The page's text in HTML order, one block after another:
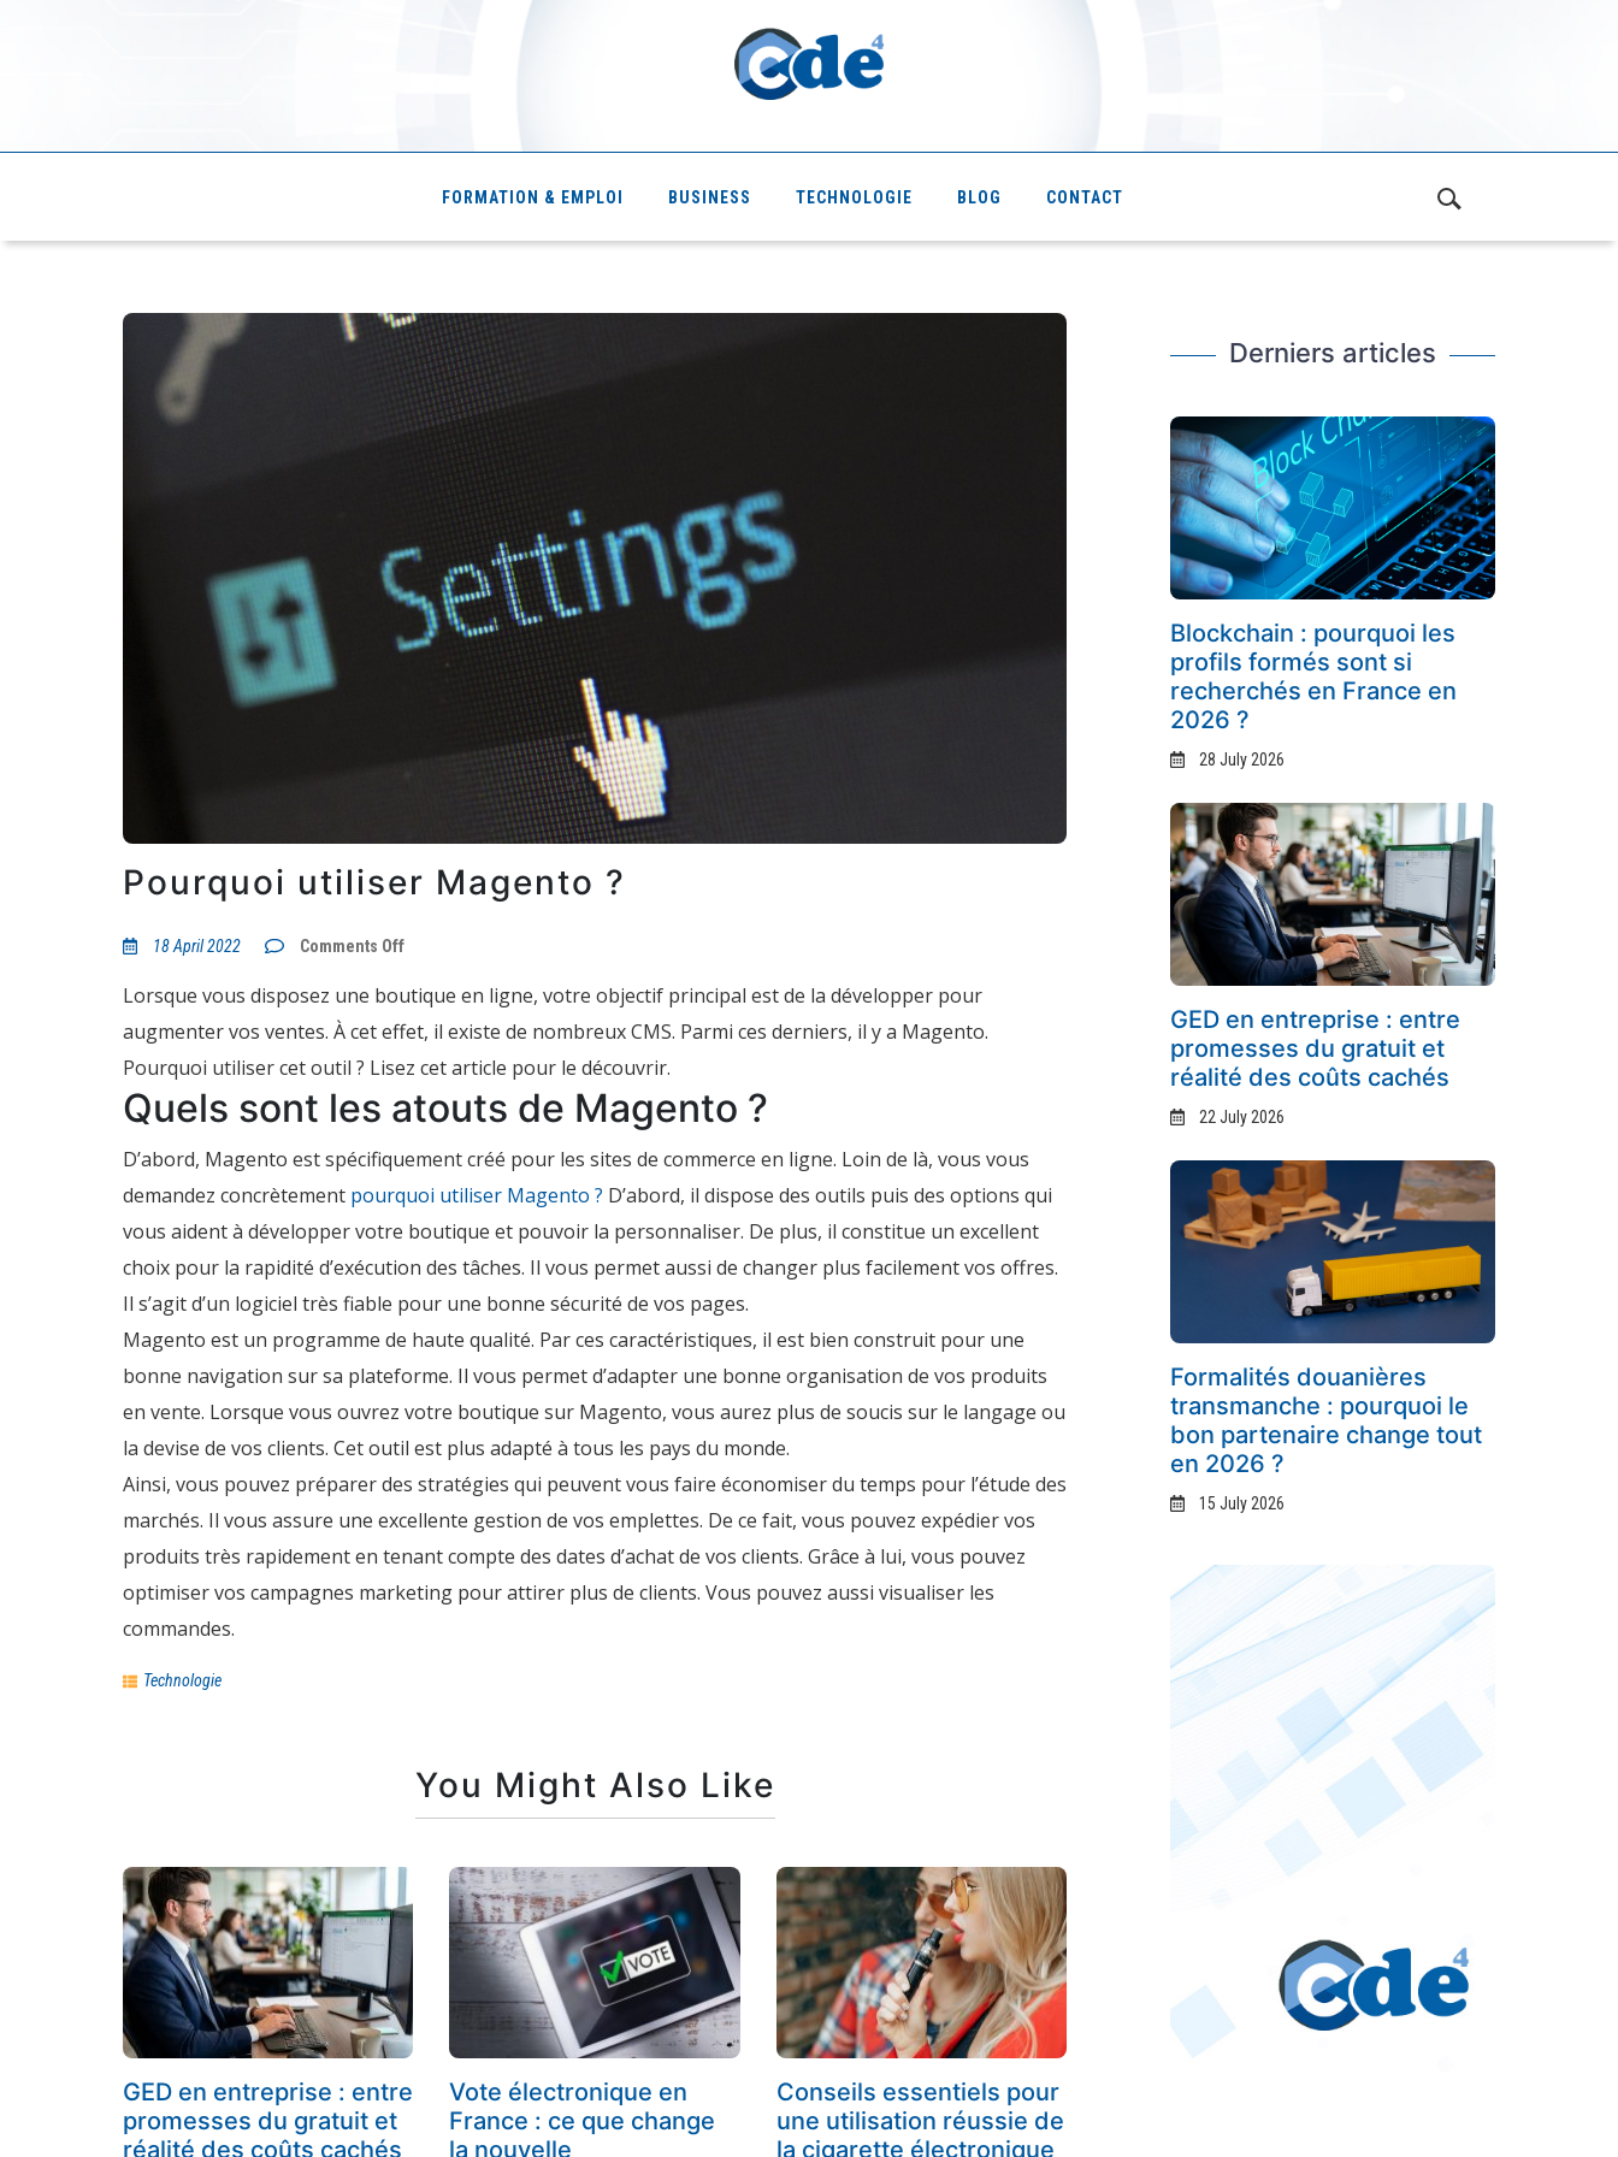
FORMATION & EMPLOI BUSINESS TECHNOLOGIE BLOG CONTACT
Pourquoi utiliser Magento ?
18 April 2022 Comments Offon
Magento
Lorsque vous disposez une boutique en ligne, votre objectif principal est de la développer pour
augmenter vos ventes. À cet effet, il existe de nombreux CMS. Parmi ces derniers, il y a Magento.
Pourquoi utiliser cet outil ? Lisez cet article pour le découvrir.
Quels sont les atouts de Magento ?
D’abord, Magento est spécifiquement créé pour les sites de commerce en ligne. Loin de là, vous vous
demandez concrètement pourquoi utiliser Magento ? D’abord, il dispose des outils puis des options qui
vous aident à développer votre boutique et pouvoir la personnaliser. De plus, il constitue un excellent
choix pour la rapidité d’exécution des tâches. Il vous permet aussi de changer plus facilement vos offres.
Il s’agit d’un logiciel très fiable pour une bonne sécurité de vos pages.
Magento est un programme de haute qualité. Par ces caractéristiques, il est bien construit pour une
bonne navigation sur sa plateforme. Il vous permet d’adapter une bonne organisation de vos produits
en vente. Lorsque vous ouvrez votre boutique sur Magento, vous aurez plus de soucis sur le langage ou
la devise de vos clients. Cet outil est plus adapté à tous les pays du monde.
Ainsi, vous pouvez préparer des stratégies qui peuvent vous faire économiser du temps pour l’étude des
marchés. Il vous assure une excellente gestion de vos emplettes. De ce fait, vous pouvez expédier vos
produits très rapidement en tenant compte des dates d’achat de vos clients. Grâce à lui, vous pouvez
optimiser vos campagnes marketing pour attirer plus de clients. Vous pouvez aussi visualiser les
commandes.
Technologie
You Might Also Like
GED en entreprise : entre
promesses du gratuit et
réalité des coûts cachés
Vote électronique en
France : ce que change
la nouvelle
Conseils essentiels pour
une utilisation réussie de
la cigarette électronique
Derniers articles
Blockchain : pourquoi les
profils formés sont si
recherchés en France en
2026 ?
28 July 2026
GED en entreprise : entre
promesses du gratuit et
réalité des coûts cachés
22 July 2026
Formalités douanières
transmanche : pourquoi le
bon partenaire change tout
en 2026 ?
15 July 2026